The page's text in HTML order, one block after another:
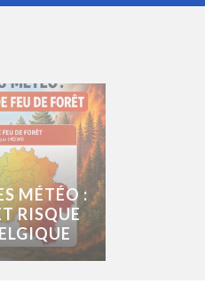
MÉTÉO :
RISQUE